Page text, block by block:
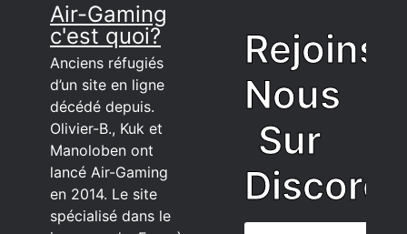
Air-Gaming
c'est quoi?
Anciens réfugiés
d’un site en ligne
décédé depuis.
Olivier-B., Kuk et
Manoloben ont
lancé Air-Gaming
en 2014. Le site
spécialisé dans le
Rejoins
Nous
Sur
Discord